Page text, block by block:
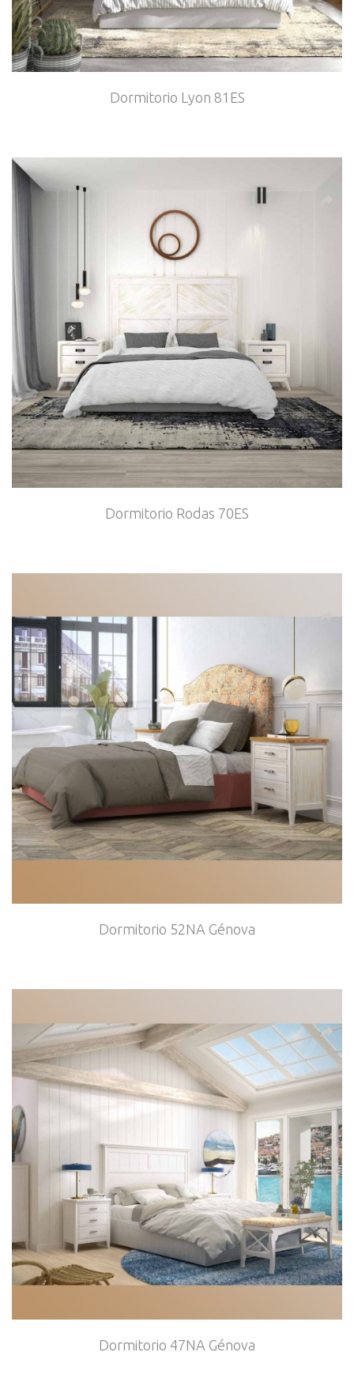
Dormitorio Lyon 81ES
Dormitorio Rodas 70ES
Dormitorio 52NA Génova
Dormitorio 47NA Génova